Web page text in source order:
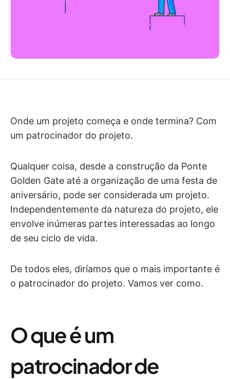
Onde um projeto começa e onde termina? Com
um patrocinador do projeto.
Qualquer coisa, desde a construção da Ponte
Golden Gate até a organização de uma festa de
aniversário, pode ser considerada um projeto.
Independentemente da natureza do projeto, ele
envolve inúmeras partes interessadas ao longo
de seu ciclo de vida.
De todos eles, diríamos que o mais importante é
o patrocinador do projeto. Vamos ver como.
O que é um
patrocinador de